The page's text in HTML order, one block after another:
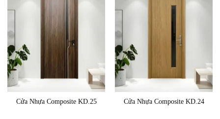
Cửa Nhựa Composite KD.25 Cửa Nhựa Composite KD.24